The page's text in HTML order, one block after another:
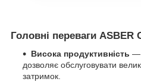
Головні переваги ASBER
Висока продуктивність —
дозволяє обслуговувати
затримок.